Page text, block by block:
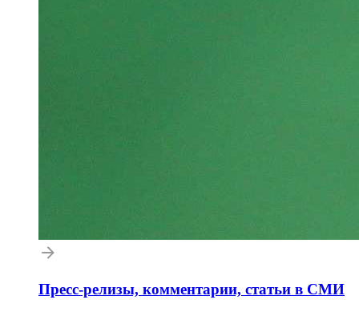
Пресс-релизы, комментарии, статьи в СМИ